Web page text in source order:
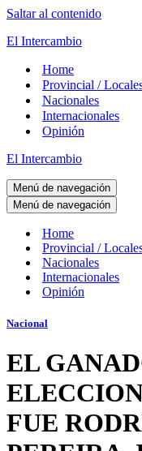
Saltar al contenido
El Intercambio
Home
Provincial /
Nacionales
Internacionales
Opinión
El Intercambio
Menú de navegación
Menú de navegación
Home
Provincial /
Nacionales
Internacionales
Opinión
Nacional
EL
FUE